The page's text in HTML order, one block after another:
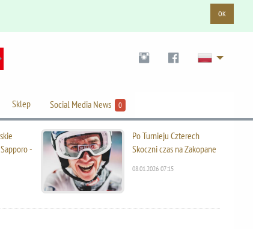
OK
Sklep Social Media News 0
-
Po Turnieju Czterech
Skoczni czas na Zakopane
08.01.2026 07:15